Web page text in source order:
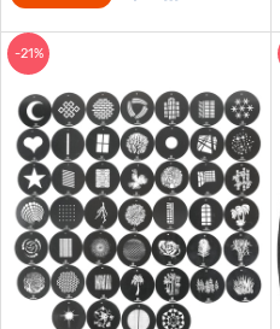
-21%